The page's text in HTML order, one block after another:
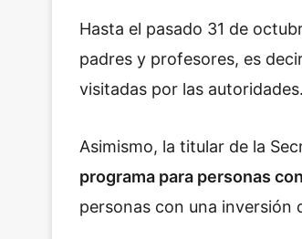
Hasta el pasado 31 de
padres y profesores, es
visitadas por las
Asimismo, la titular de la
programa para personas
personas con una inversión